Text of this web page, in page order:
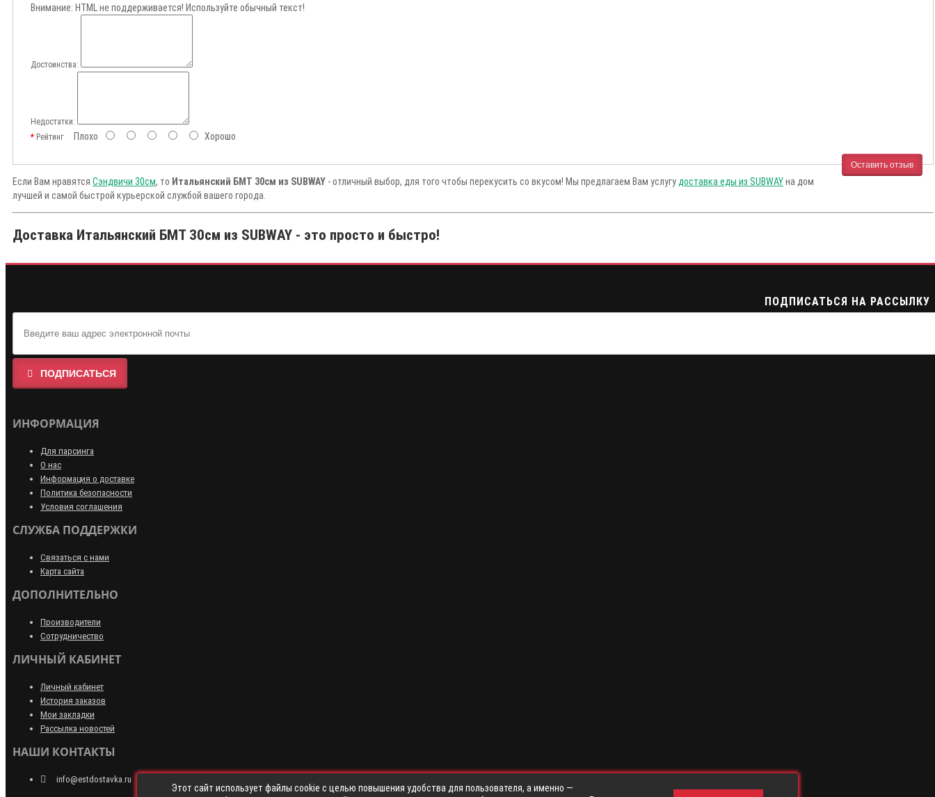
Внимание: HTML не поддерживается! Используйте обычный текст!
Достоинства:
Недостатки:
РейтингПлохо Хорошо
Оставить отзыв
Если Вам нравятся Сэндвичи 30см, то Итальянский БМТ 30см из SUBWAY - отличный выбор, для того чтобы перекусить со вкусом! Мы предлагаем Вам услугу доставка еды из SUBWAYна дом
лучшей и самой быстрой курьерской службой вашего города.
Доставка Итальянский БМТ 30см из SUBWAY - это просто и быстро!
ПОДПИСАТЬСЯ НА РАССЫЛКУ
ПОДПИСАТЬСЯ
ИНФОРМАЦИЯ
Для парсинга
О нас
Информация о доставке
Политика безопасности
Условия соглашения
СЛУЖБА ПОДДЕРЖКИ
Связаться с нами
Карта сайта
ДОПОЛНИТЕЛЬНО
Производители
Сотрудничество
ЛИЧНЫЙ КАБИНЕТ
Личный кабинет
История заказов
Мои закладки
Рассылка новостей
НАШИ КОНТАКТЫ
info@estdostavka.ru
Этот сайт использует файлы cookie с целью повышения удобства для пользователя, а именно —